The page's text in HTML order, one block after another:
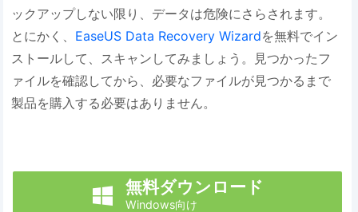
ックアップしない限り、データは危険にさらされます。
とにかく、 EaseUS Data Recovery Wizardを無料でイン
ストールして、スキャンしてみましょう。見つかったフ
ァイルを確認してから、必要なファイルが見つかるまで
製品を購入する必要はありません。
 無料ダウンロード
Windows向け